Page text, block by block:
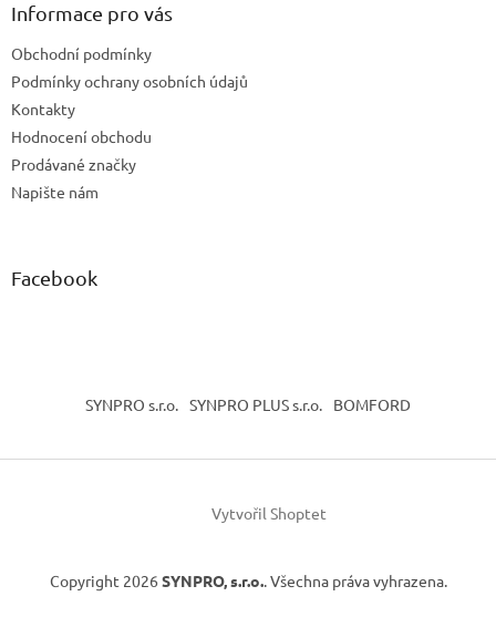
Informace pro vás
Obchodní podmínky
Podmínky ochrany osobních údajů
Kontakty
Hodnocení obchodu
Prodávané značky
Napište nám
Facebook
SYNPRO s.r.o. SYNPRO PLUS s.r.o. BOMFORD
Vytvořil Shoptet
Copyright 2026 SYNPRO, s.r.o.. Všechna práva vyhrazena.